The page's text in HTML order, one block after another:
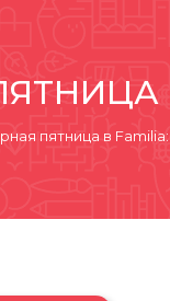
пятница в